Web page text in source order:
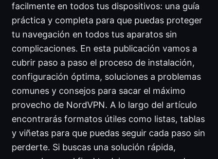
facilmente en todos tus dispositivos: una guía
práctica y completa para que puedas proteger
tu navegación en todos tus aparatos sin
complicaciones. En esta publicación vamos a
cubrir paso a paso el proceso de instalación,
configuración óptima, soluciones a problemas
comunes y consejos para sacar el máximo
provecho de NordVPN. A lo largo del artículo
encontrarás formatos útiles como listas, tablas
y viñetas para que puedas seguir cada paso sin
perderte. Si buscas una solución rápida,